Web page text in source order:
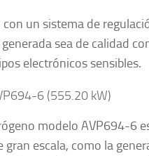
con un sistema de
sea de calidad
electrónicos sensibles.
6 (555.20 kW)
modelo AVP694-6
gran escala, como la